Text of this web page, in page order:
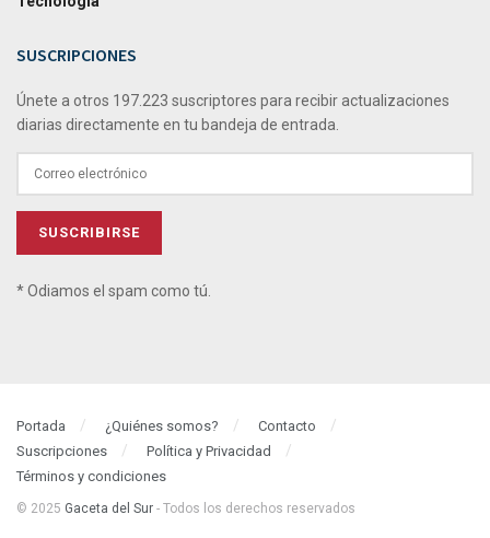
SUSCRIPCIONES
Únete a otros 197.223 suscriptores para recibir actualizaciones
diarias directamente en tu bandeja de entrada.
* Odiamos el spam como tú.
Portada ¿Quiénes somos?
Contacto
Suscripciones
Política y Privacidad
Términos y condiciones
© 2025 Gaceta del Sur - Todos los derechos reservados